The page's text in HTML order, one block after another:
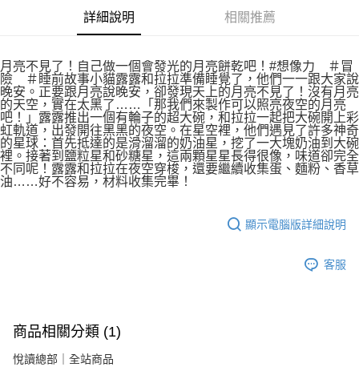
詳細說明 相關推薦
月亮不見了！自己做一個會發光的月亮餅乾吧！#想像力 ＃冒
險 ＃睡前故事小貓露露和拉拉準備睡覺了，他們一一跟大家說
晚安。正要跟月亮說晚安，卻發現天上的月亮不見了！沒有月亮
的天空，實在太黑了……「那我們來製作可以照亮夜空的月亮
吧！」露露推出一個有輪子的超大碗，和拉拉一起把大碗開上彩
虹軌道，出發開往黑黑的夜空。在星空裡，他們遇見了許多神奇
的星球：首先抵達的是滑溜溜的奶油星，挖了一大塊奶油到大碗
裡。接著到鹽粒星和砂糖星，這兩顆星星長得很像，味道卻完全
不同呢！露露和拉拉在夜空穿梭，還要繼續收集蛋、麵粉、香草
油……好不容易，材料收集完畢！
顯示電腦版詳細說明
客服
商品相關分類 (1)
悅讀總部｜全站商品